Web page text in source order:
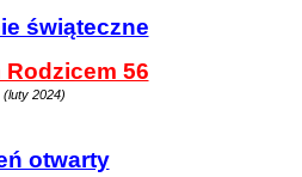
świąteczne
Rodzicem 56
(luty 2024)
otwarty